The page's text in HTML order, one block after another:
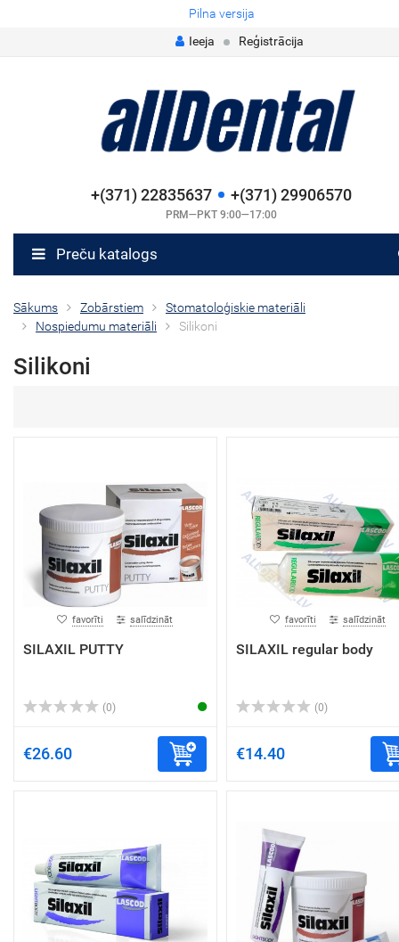
Pilna versija
Ieeja
Reģistrācija
+(371) 22835637 +(371) 29906570
PRM—PKT 9:00—17:00
Preču katalogs
Sākums Zobārstiem
Stomatoloģiskie materiāli
Nospiedumu materiāli
Silikoni
Silikoni
favorīti salīdzināt
SILAXIL PUTTY
(0)
€26.60
favorīti salīdzināt
SILAXIL regular body
(0)
€14.40